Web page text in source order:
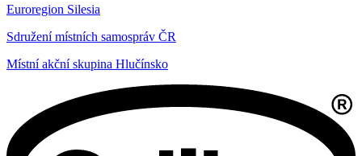
Euroregion Silesia
Sdružení místních samospráv ČR
Místní akční skupina Hlučínsko